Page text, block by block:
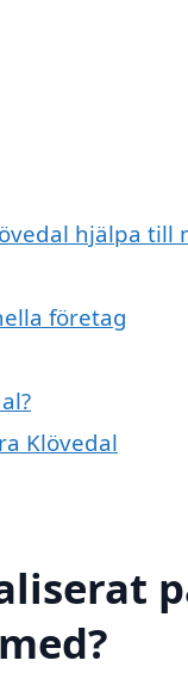
hjälpa till
företag
Klövedal